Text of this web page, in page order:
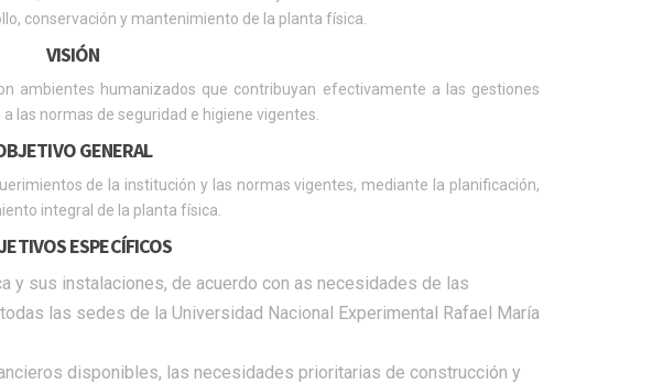
conservación y mantenimiento de la planta física.
VISIÓN
ambientes humanizados que contribuyan efectivamente a las gestiones
las normas de seguridad e higiene vigentes.
GENERAL
de la institución y las normas vigentes, mediante la planificación,
integral de la planta física.
ESPECÍFICOS
y sus instalaciones, de acuerdo con as necesidades de las
las sedes de la Universidad Nacional Experimental Rafael María
disponibles, las necesidades prioritarias de construcción y